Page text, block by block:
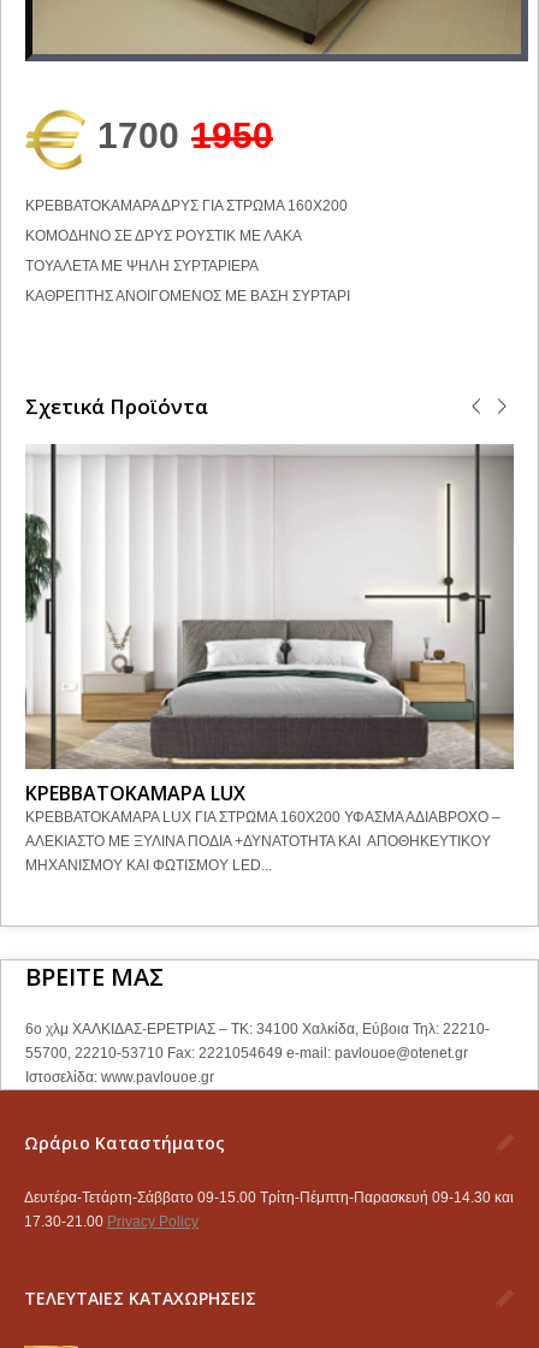
1700 1950
ΚΡΕΒΒΑΤΟΚΑΜΑΡΑ ΔΡΥΣ ΓΙΑ ΣΤΡΩΜΑ 160Χ200
ΚΟΜΟΔΗΝΟ ΣΕ ΔΡΥΣ ΡΟΥΣΤΙΚ ΜΕ ΛΑΚΑ
ΤΟΥΑΛΕΤΑ ΜΕ ΨΗΛΗ ΣΥΡΤΑΡΙΕΡΑ
ΚΑΘΡΕΠΤΗΣ ΑΝΟΙΓΟΜΕΝΟΣ ΜΕ ΒΑΣΗ ΣΥΡΤΑΡΙ
Σχετικά Προϊόντα
ΚΡΕΒΒΑΤΟΚΑΜΑΡΑ LUX
ΚΡΕΒΒΑΤΟΚΑΜΑΡΑ LUX ΓΙΑ ΣΤΡΩΜΑ 160Χ200 ΥΦΑΣΜΑ ΑΔΙΑΒΡΟΧΟ –
ΑΛΕΚΙΑΣΤΟ ΜΕ ΞΥΛΙΝΑ ΠΟΔΙΑ +ΔΥΝΑΤΟΤΗΤΑ ΚΑΙ ΑΠΟΘΗΚΕΥΤΙΚΟΥ
ΜΗΧΑΝΙΣΜΟΥ ΚΑΙ ΦΩΤΙΣΜΟΥ LED...
ΒΡΕΙΤΕ ΜΑΣ
6ο χλμ ΧΑΛΚΙΔΑΣ-ΕΡΕΤΡΙΑΣ – ΤΚ: 34100 Χαλκίδα, Εύβοια Τηλ: 22210-
55700, 22210-53710 Fax: 2221054649 e-mail: pavlouoe@otenet.gr
Ιστοσελίδα: www.pavlouoe.gr
Ωράριο Καταστήματος
Δευτέρα-Τετάρτη-Σάββατο 09-15.00 Τρίτη-Πέμπτη-Παρασκευή 09-14.30 και
17.30-21.00 Privacy Policy
ΤΕΛΕΥΤΑΙΕΣ ΚΑΤΑΧΩΡΗΣΕΙΣ